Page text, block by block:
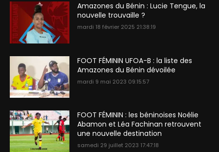
Amazones du Bénin : Lucie Tengue, la
nouvelle trouvaille ?
mardi 18 février 2025 21:38:19
FOOT FÉMININ UFOA-B : la liste des
Amazones du Bénin dévoilée
mardi 9 mai 2023 09:15:57
FOOT FÉMININ : les béninoises Noélie
Abamon et Léa Fachinan retrouvent
une nouvelle destination
samedi 29 juillet 2023 17:47:18